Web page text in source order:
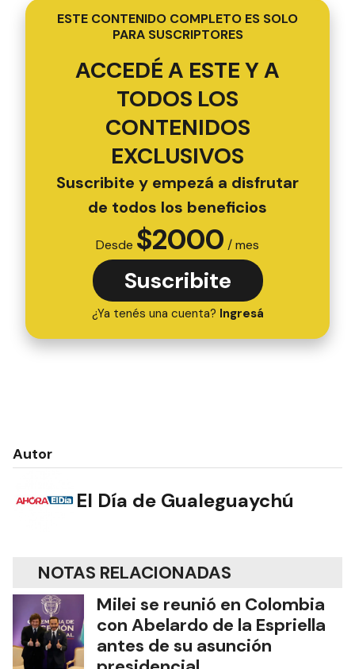
ESTE CONTENIDO COMPLETO ES SOLO
PARA SUSCRIPTORES
ACCEDÉ A ESTE Y A
TODOS LOS
CONTENIDOS
EXCLUSIVOS
Suscribite y empezá a disfrutar
de todos los beneficios
Desde $2000 / mes
Suscribite
¿Ya tenés una cuenta? Ingresá
Autor
El Día de Gualeguaychú
NOTAS RELACIONADAS
Milei se reunió en Colombia
con Abelardo de la Espriella
antes de su asunción